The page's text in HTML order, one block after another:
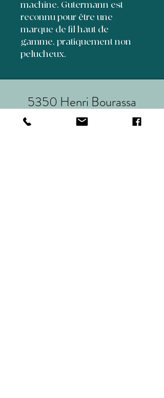
machine. Gutermann est
reconnu pour être une
marque de fil haut de
gamme, pratiquement non
pelucheux.
5350 Henri Bourassa
suite 70